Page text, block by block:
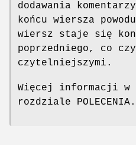
dodawania
końcu wiersza
wiersz staje się
poprzedniego, co
czytelniejszymi.
Więcej informacji w
rozdziale POLECENIA.